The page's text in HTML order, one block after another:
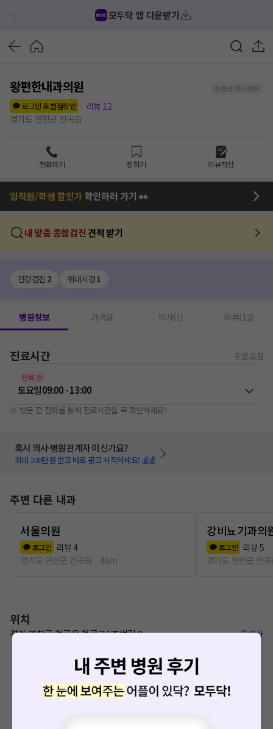
모두닥 앱 다운받기
왕편한내과의원
정보공개 미동의
로그인 후 별점확인
리뷰 12
경기도 연천군 전곡읍
전화하기 찜하기 리뷰작성
임직원/학생 할인가확인하러 가기 👀
내 맞춤 종합검진 견적 받기
건강검진 2 위내시경1
병원정보 가격표 의사(1) 리뷰(12)
진료시간 수정 요청
진료 전
토요일09:00 - 13:00
※ 방문 전 전화를 통해 진료시간을 꼭 확인하세요!
혹시 의사·병원관계자 이신가요?
최대 200만원 받고 바로 광고 시작하세요! 💰💰
주변 다른 내과
서울의원
로그인 리뷰4
경기도 연천군 전곡읍
46m
강비뇨기과의
로그인 리뷰5
경기도 연천군 전
위치
경기 연천군 전곡읍 전곡로175번길 9 복사